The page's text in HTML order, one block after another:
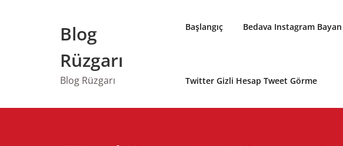
Blog
Rüzgarı
Blog Rüzgarı
Başlangıç Bedava Instagram
Twitter Gizli Hesap Tweet Görme